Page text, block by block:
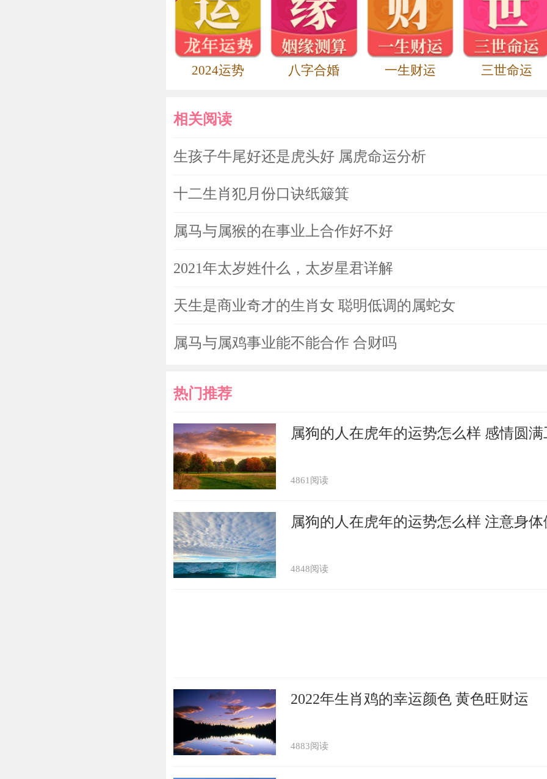
2024运势 八字合婚 一生财运 三世命运
相关阅读
生孩子牛尾好还是虎头好 属虎命运分析
十二生肖犯月份口诀纸簸箕
属马与属猴的在事业上合作好不好
2021年太岁姓什么，太岁星君详解
天生是商业奇才的生肖女 聪明低调的属蛇女
属马与属鸡事业能不能合作 合财吗
热门推荐
属狗的人在虎年的运势怎么样 感情圆
4861阅读
属狗的人在虎年的运势怎么样 注意身体
4848阅读
2022年生肖鸡的幸运颜色 黄色旺财运
4883阅读